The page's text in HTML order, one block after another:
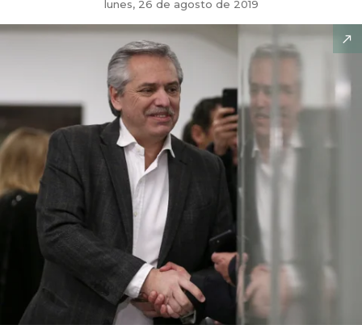
lunes, 26 de agosto de 2019